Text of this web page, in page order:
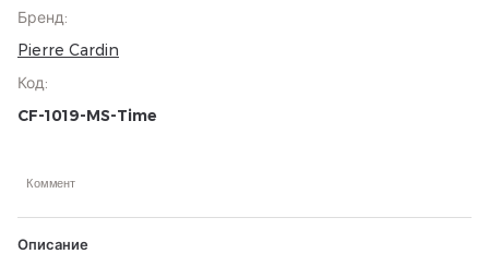
Бренд:
Pierre Cardin
Код:
CF-1019-MS-Time
Коммент
Описание